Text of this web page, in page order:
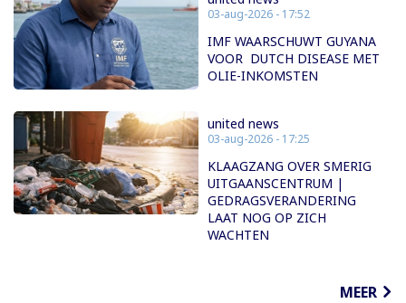
03-aug-2026 - 17:52
IMF WAARSCHUWT GUYANA
VOOR DUTCH DISEASE MET
OLIE-INKOMSTEN
united news
03-aug-2026 - 17:25
KLAAGZANG OVER SMERIG
UITGAANSCENTRUM |
GEDRAGSVERANDERING
LAAT NOG OP ZICH
WACHTEN
MEER